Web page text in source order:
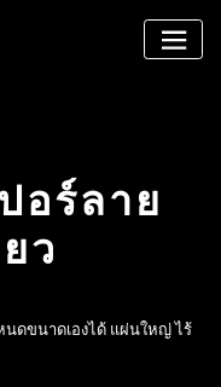
อร์ลาย
ว
นดขนาดเองได้ แผ่นใหญ่ ไร้